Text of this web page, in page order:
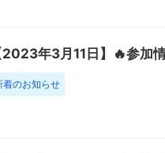
2023年3月11日】🔥参加
着のお知らせ